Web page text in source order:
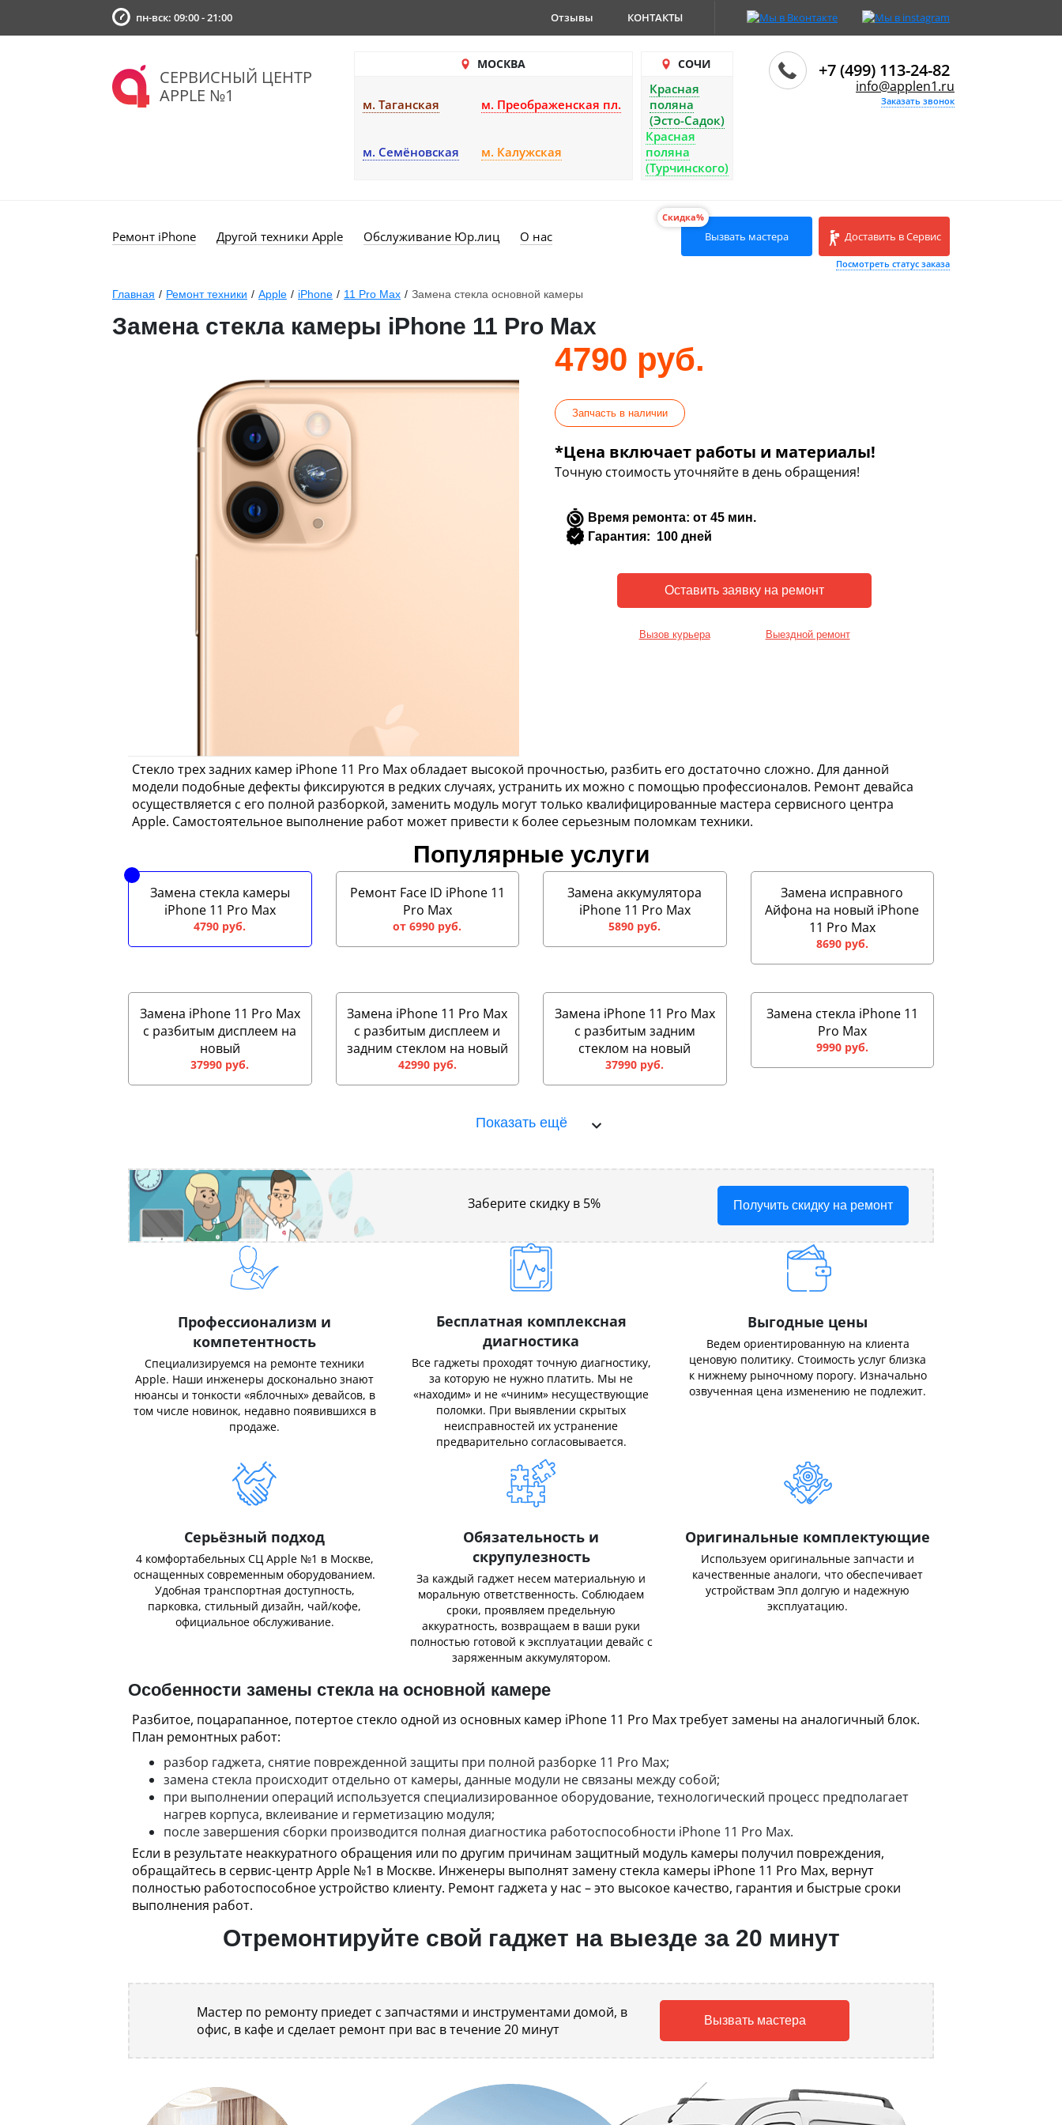
пн-вск: 09:00 - 21:00 Отзывы КОНТАКТЫ
СЕРВИСНЫЙ ЦЕНТР
APPLE №1
МОСКВА
м. Таганская м. Преображенская пл.
м. Семёновская м. Калужская
СОЧИ
Красная
поляна
(Эсто-Садок)
Красная
поляна
(Турчинского)
+7 (499) 113-24-82
info@applen1.ru
Заказать звонок
Ремонт iPhone Другой техники Apple Обслуживание Юр.лиц О нас
Скидка%
Вызвать мастера Доставить в Сервис
Посмотреть статус заказа
Главная / Ремонт техники / Apple / iPhone / 11 Pro Max / Замена стекла основной камеры
Замена стекла камеры iPhone 11 Pro Max
4790 руб.
Запчасть в наличии
*Цена включает работы и материалы!
Точную стоимость уточняйте в день обращения!
Время ремонта: от 45 мин.
Гарантия: 100 дней
Вызов курьера Выездной ремонт
Стекло трех задних камер iPhone 11 Pro Max обладает высокой прочностью, разбить его достаточно сложно. Для данной
модели подобные дефекты фиксируются в редких случаях, устранить их можно с помощью профессионалов. Ремонт девайса
осуществляется с его полной разборкой, заменить модуль могут только квалифицированные мастера сервисного центра
Apple. Самостоятельное выполнение работ может привести к более серьезным поломкам техники.
Популярные услуги
Замена стекла камеры
iPhone 11 Pro Max
4790 руб.
Ремонт Face ID iPhone 11
Pro Max
от 6990 руб.
Замена аккумулятора
iPhone 11 Pro Max
5890 руб.
Замена исправного
Айфона на новый iPhone
11 Pro Max
8690 руб.
Замена iPhone 11 Pro Max
с разбитым дисплеем на
новый
37990 руб.
Замена iPhone 11 Pro Max
с разбитым дисплеем и
задним стеклом на новый
42990 руб.
Замена iPhone 11 Pro Max
с разбитым задним
стеклом на новый
37990 руб.
Замена стекла iPhone 11
Pro Max
9990 руб.
Показать ещё
Заберите скидку в 5% Получить скидку на ремонт
Профессионализм и
компетентность
Специализируемся на ремонте техники
Apple. Наши инженеры досконально знают
нюансы и тонкости «яблочных» девайсов, в
том числе новинок, недавно появившихся в
продаже.
Бесплатная комплексная
диагностика
Все гаджеты проходят точную диагностику,
за которую не нужно платить. Мы не
«находим» и не «чиним» несуществующие
поломки. При выявлении скрытых
неисправностей их устранение
предварительно согласовывается.
Выгодные цены
Ведем ориентированную на клиента
ценовую политику. Стоимость услуг близка
к нижнему рыночному порогу. Изначально
озвученная цена изменению не подлежит.
Серьёзный подход
4 комфортабельных СЦ Apple №1 в Москве,
оснащенных современным оборудованием.
Удобная транспортная доступность,
парковка, стильный дизайн, чай/кофе,
официальное обслуживание.
Обязательность и
скрупулезность
За каждый гаджет несем материальную и
моральную ответственность. Соблюдаем
сроки, проявляем предельную
аккуратность, возвращаем в ваши руки
полностью готовой к эксплуатации девайс с
заряженным аккумулятором.
Оригинальные комплектующие
Используем оригинальные запчасти и
качественные аналоги, что обеспечивает
устройствам Эпл долгую и надежную
эксплуатацию.
Особенности замены стекла на основной камере
Разбитое, поцарапанное, потертое стекло одной из основных камер iPhone 11 Pro Max требует замены на аналогичный блок.
План ремонтных работ:
разбор гаджета, снятие поврежденной защиты при полной разборке 11 Pro Max;
замена стекла происходит отдельно от камеры, данные модули не связаны между собой;
при выполнении операций используется специализированное оборудование, технологический процесс предполагает
нагрев корпуса, вклеивание и герметизацию модуля;
после завершения сборки производится полная диагностика работоспособности iPhone 11 Pro Max.
Если в результате неаккуратного обращения или по другим причинам защитный модуль камеры получил повреждения,
обращайтесь в сервис-центр Apple №1 в Москве. Инженеры выполнят замену стекла камеры iPhone 11 Pro Max, вернут
полностью работоспособное устройство клиенту. Ремонт гаджета у нас – это высокое качество, гарантия и быстрые сроки
выполнения работ.
Отремонтируйте свой гаджет на выезде за 20 минут
Мастер по ремонту приедет с запчастями и инструментами домой, в
офис, в кафе и сделает ремонт при вас в течение 20 минут
Вызвать мастера